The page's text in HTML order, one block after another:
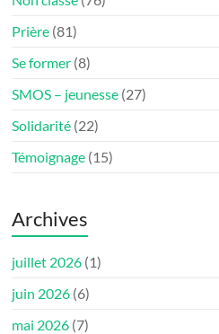
Prière (81)
Se former (8)
SMOS – jeunesse (27)
Solidarité (22)
Témoignage (15)
Archives
juillet 2026 (1)
juin 2026 (6)
mai 2026 (7)